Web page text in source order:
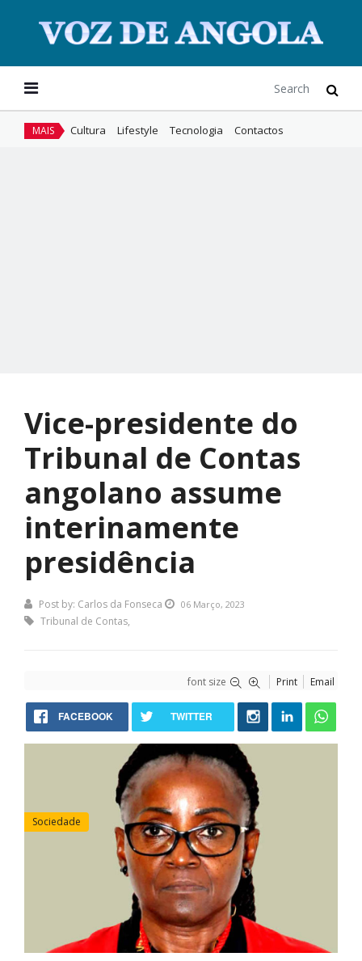
MAIS Cultura Lifestyle Tecnologia Contactos
Vice-presidente do
Tribunal de Contas
angolano assume
interinamente
presidência
Post by: Carlos da Fonseca 06 Março, 2023
Tribunal de Contas,
font size Print Email
FACEBOOK TWITTER
Sociedade